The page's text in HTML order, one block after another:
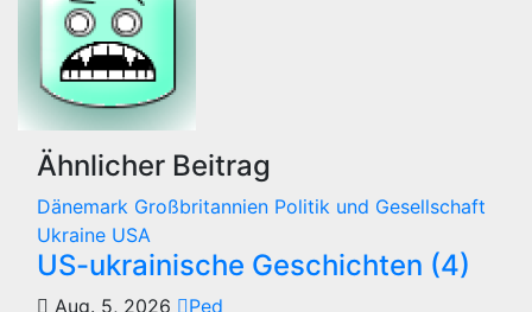
Ähnlicher Beitrag
Dänemark Großbritannien Politik und Gesellschaft
Ukraine USA
US-ukrainische Geschichten (4)
Aug. 5, 2026
Ped